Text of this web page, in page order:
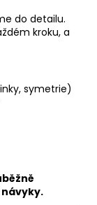
do detailu.
kroku, a
symetrie)